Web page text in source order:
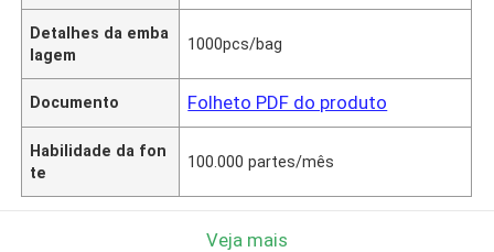
Detalhes da emba
lagem
1000pcs/bag
Documento Folheto PDF do produto
Habilidade da fon
te
100.000 partes/mês
Veja mais